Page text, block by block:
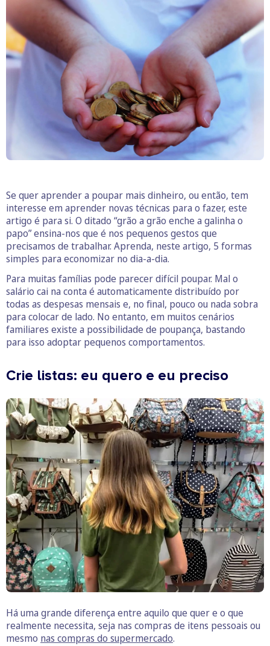
Se quer aprender a poupar mais dinheiro, ou então, tem
interesse em aprender novas técnicas para o fazer, este
artigo é para si. O ditado “grão a grão enche a galinha o
papo” ensina-nos que é nos pequenos gestos que
precisamos de trabalhar. Aprenda, neste artigo, 5 formas
simples para economizar no dia-a-dia.
Para muitas famílias pode parecer difícil poupar. Mal o
salário cai na conta é automaticamente distribuído por
todas as despesas mensais e, no final, pouco ou nada sobra
para colocar de lado. No entanto, em muitos cenários
familiares existe a possibilidade de poupança, bastando
para isso adoptar pequenos comportamentos.
Crie listas: eu quero e eu preciso
Há uma grande diferença entre aquilo que quer e o que
realmente necessita, seja nas compras de itens pessoais ou
mesmo nas compras do supermercado.